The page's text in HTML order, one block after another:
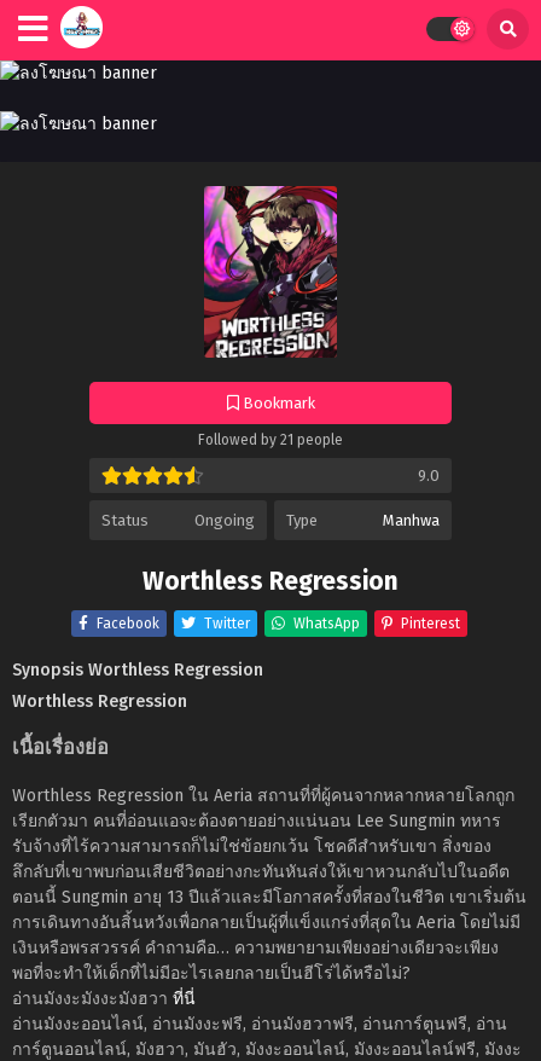
Bookmark
Followed by 21 people
9.0
Status Ongoing Type Manhwa
Worthless Regression
Facebook Twitter WhatsApp Pinterest
Synopsis Worthless Regression
Worthless Regression
เนื้อเรื่องย่อ
Worthless Regression ใน Aeria สถานที่ที่ผู้คนจากหลากหลายโลกถูก
เรียกตัวมา คนที่อ่อนแอจะต้องตายอย่างแน่นอน Lee Sungmin ทหาร
รับจ้างที่ไร้ความสามารถก็ไม่ใช่ข้อยกเว้น โชคดีสำหรับเขา สิ่งของ
ลึกลับที่เขาพบก่อนเสียชีวิตอย่างกะทันหันส่งให้เขาหวนกลับไปในอดีต
ตอนนี้ Sungmin อายุ 13 ปีแล้วและมีโอกาสครั้งที่สองในชีวิต เขาเริ่มต้น
การเดินทางอันสิ้นหวังเพื่อกลายเป็นผู้ที่แข็งแกร่งที่สุดใน Aeria โดยไม่มี
เงินหรือพรสวรรค์ คำถามคือ… ความพยายามเพียงอย่างเดียวจะเพียง
พอที่จะทำให้เด็กที่ไม่มีอะไรเลยกลายเป็นฮีโร่ได้หรือไม่?
อ่านมังงะมังงะมังฮวา ที่นี่
อ่านมังงะออนไลน์, อ่านมังงะฟรี, อ่านมังฮวาฟรี, อ่านการ์ตูนฟรี, อ่าน
การ์ตูนออนไลน์, มังฮวา, มันฮัว, มังงะออนไลน์, มังงะออนไลน์ฟรี, มังงะ